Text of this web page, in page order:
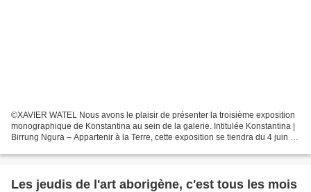
©XAVIER WATEL Nous avons le plaisir de présenter la troisième exposition
monographique de Konstantina au sein de la galerie. Intitulée Konstantina |
Birrung Ngura – Appartenir à la Terre, cette exposition se tiendra du 4 juin au
Les jeudis de l'art aborigène, c'est tous les mois